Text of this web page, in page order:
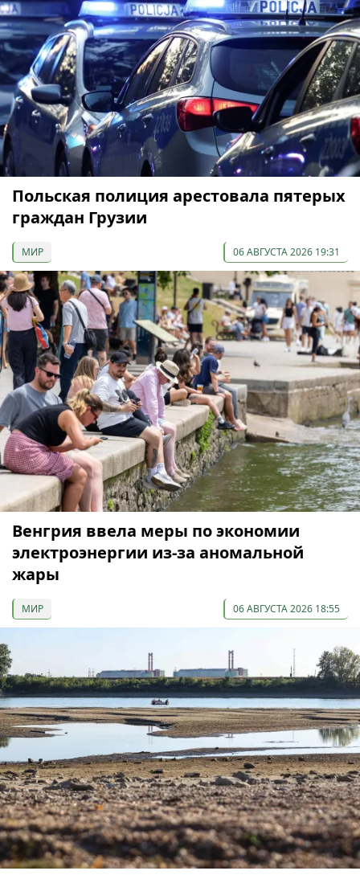
Польская полиция арестовала пятерых
граждан Грузии
МИР 06 АВГУСТА 2026 19:31
Венгрия ввела меры по экономии
электроэнергии из-за аномальной
жары
МИР 06 АВГУСТА 2026 18:55